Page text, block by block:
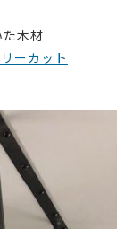
木材
ーカット